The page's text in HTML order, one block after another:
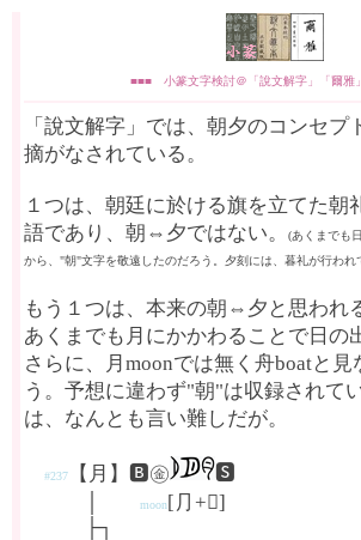
■■■ 小篆文字検討＠「說文解字」「爾雅
「說文解字」では、朝夕のコンセプ
摘がなされている。
１つは、朝廷に於ける旗を立てた朝
語であり、朝⇔夕ではない。
(あくまでも
から、"朝"文字を敬遠したのだろう。夕刻には、暮礼が行われ
もう１つは、本来の朝⇔夕と思われ
あくまでも月にかかわることで日の
さらに、月moonでは無く舟boatと見
う。予想に違わず"朝"は収録されて
は、なんとも言い難しだが。
#237 【月】🅱㊎
🆂
moon[⺆+𠄠]
├┐